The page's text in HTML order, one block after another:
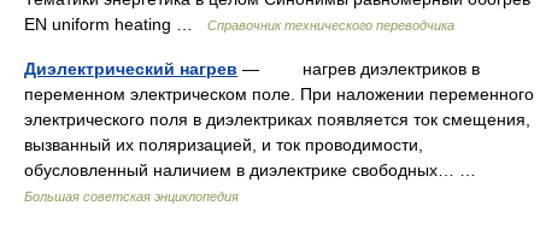
EN uniform heating …
Справочник технического переводчика
Диэлектрический нагрев — нагрев диэлектриков в
переменном электрическом поле. При наложении переменного
электрического поля в диэлектриках появляется ток смещения,
вызванный их поляризацией, и ток проводимости,
обусловленный наличием в диэлектрике свободных… …
Большая советская энциклопедия